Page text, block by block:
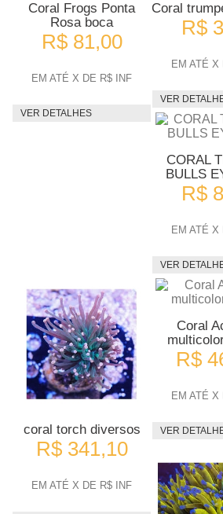
Coral Frogs Ponta
Rosa boca
R$ 81,00
EM ATÉ X DE R$ INF
VER DETALHES
Coral
R$
EM ATÉ X
VER
CORAL
BULLS
R$
EM ATÉ X
VER
coral torch diversos
R$ 341,10
EM ATÉ X DE R$ INF
Coral
R$
EM ATÉ X
VER